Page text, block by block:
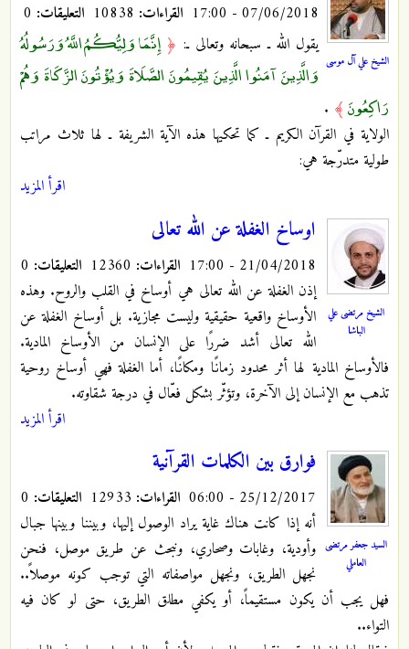
الشيخ علي آل موسى
07/06/2018 - 17:00 القراءات: التعليقات:
يقول الله ـ سبحانه وتعالى ـ: ﴿إِنَّمَا وَلِيُّكُمُ اللَّهُ وَرَسُولُهُ
وَالَّذِينَ آمَنُوا الَّذِينَ يُقِيمُونَ الصَّلَاةَ وَيُؤْتُونَ الزَّكَاةَ وَهُمْ
رَاكِعُونَ ﴾ .
الولاية في القرآن الكريم ـ كما تحكيها هذه الآية الشريفة ـ لها ثلاث مراتب
طولية متدرّجة هي:
اقرأ المزيد
الشيخ مرتضى علي
الباشا
اوساخ الغفلة عن الله تعالى
21/04/2018 - 17:00 القراءات: التعليقات:
إذن الغفلة عن الله تعالى هي أوساخ في القلب والروح. وهذه
الأوساخ واقعية حقيقية وليست مجازية. بل أوساخ الغفلة عن
الله تعالى أشد ضررًا على الإنسان من الأوساخ المادية.
فالأوساخ المادية لها أثر محدود زمانًا ومكانًا، أما الغفلة فهي أوساخ روحية
تذهب مع الإنسان إلى الآخرة، وتؤثّر بشكل فعّال في درجة شقاوته.
اقرأ المزيد
السيد جعفر مرتضى
العاملي
فوارق بين الكلمات القرآنية
25/12/2017 - 06:00 القراءات: التعليقات:
أنه إذا كانت هناك غاية يراد الوصول إليها، وبيننا وبينها جبال
وأودية، وغابات وصحاري، ونبحث عن طريق موصل، فنحن
نجهل الطريق، ونجهل مواصفاته التي توجب كونه موصلاً..
فهل يجب أن يكون مستقيماً، أو يكفي مطلق الطريق، حتى لو كان فيه
التواء..